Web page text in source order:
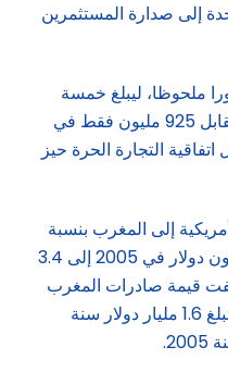
إلى صدارة المستثمرين
ملحوظا، ليبلغ خمسة
ملايير دولار في سنة 2023، في مقابل 925 مليون فقط في
اتفاقية التجارة الحرة حيز
إلى المغرب بنسبة
70 بالمائة، إذ انتقلت من 480 مليون دولار في 2005 إلى 3.4
فيما تضاعفت قيمة صادرات المغرب
نحو الولايات المتحدة ثلاث مرات لتبلغ 1.6 مليار دولار سنة